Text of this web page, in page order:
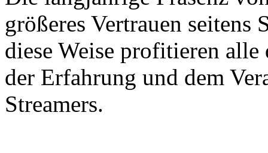
größeres Vertrauen seitens
diese Weise profitieren
der Erfahrung und dem
Streamers.